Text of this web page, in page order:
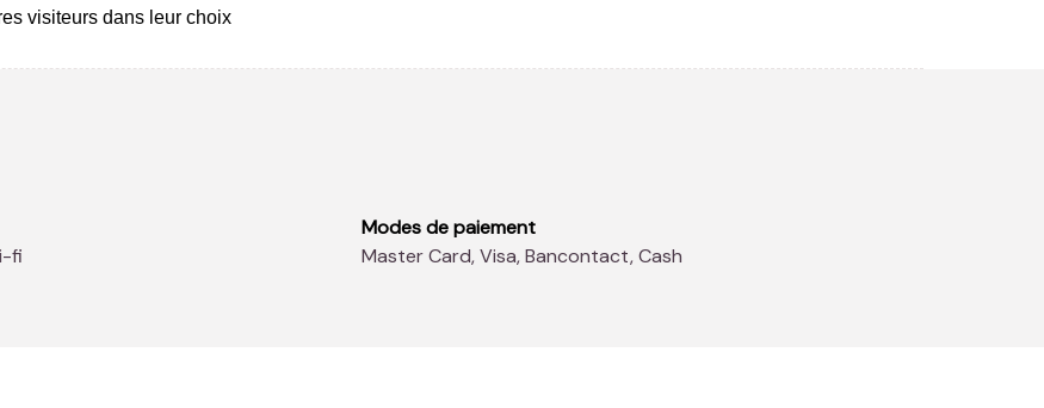
visiteurs dans leur choix
fi
Modes de paiement
Master Card, Visa, Bancontact, Cash